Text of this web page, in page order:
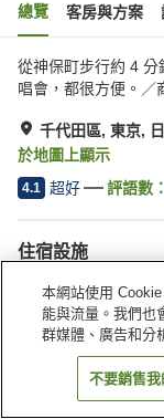
總覽 客房與方案
從神保町步行約 4 分
唱會，都很方便。／
千代田區, 東京,
於地圖上顯示
4.1 超好 評語數：
住宿設施
宅配服務
付費洗衣房
本網站使用
能與流量。我們也
群媒體、廣告和分
不要銷售